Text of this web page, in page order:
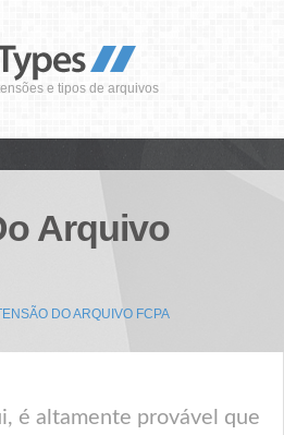
e tipos de arquivos
Arquivo
DO ARQUIVO FCPA
é altamente provável que